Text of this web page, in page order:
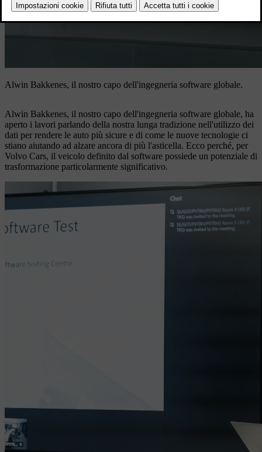
Alwin Bakkenes, il nostro capo dell'ingegneria software globale.
Alwin Bakkenes, il nostro capo dell'ingegneria software globale, ha
aperto i lavori parlando della nostra lunga tradizione nell'utilizzo dei
dati per rendere le auto più sicure e di come le nuove tecnologie ci
stiano aiutando ad alzare ancora di più l'asticella. Ecco perché, per
Volvo Cars, il veicolo definito dal software possiede un potenziale di
trasformazione particolarmente significativo.